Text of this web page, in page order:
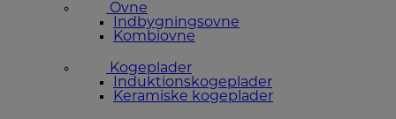
Ovne
Indbygningsovne
Kombiovne
Kogeplader
Induktionskogeplader
Keramiske kogeplader